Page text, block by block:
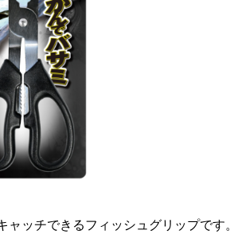
ッチできるフィッシュグリップです。